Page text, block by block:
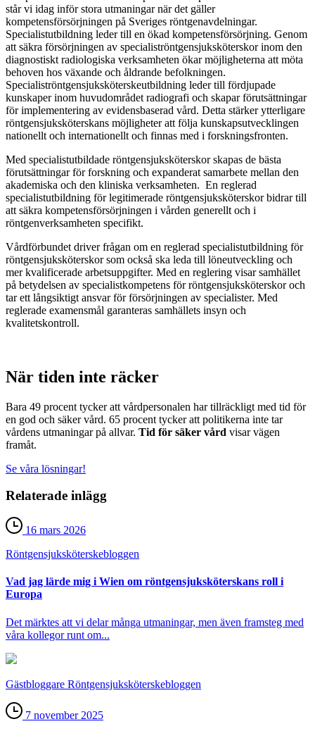
står vi idag inför stora utmaningar när det gäller
kompetensförsörjningen på Sveriges röntgenavdelningar.
Specialistutbildning leder till en ökad kompetensförsörjning. Genom
att säkra försörjningen av specialiströntgensjuksköterskor inom den
diagnostiskt radiologiska verksamheten ökar möjligheterna att möta
behoven hos växande och åldrande befolkningen.
Specialiströntgensjuksköterskeutbildning leder till fördjupade
kunskaper inom huvudområdet radiografi och skapar förutsättningar
för implementering av evidensbaserad vård. Detta stärker ytterligare
röntgensjuksköterskans möjligheter att följa kunskapsutvecklingen
nationellt och internationellt och finnas med i forskningsfronten.
Med specialistutbildade röntgensjuksköterskor skapas de bästa
förutsättningar för forskning och expanderat samarbete mellan den
akademiska och den kliniska verksamheten. En reglerad
specialistutbildning för legitimerade röntgensjuksköterskor bidrar till
att säkra kompetensförsörjningen i vården generellt och i
röntgenverksamheten specifikt.
Vårdförbundet driver frågan om en reglerad specialistutbildning för
röntgensjuksköterskor som också ska leda till löneutveckling och
mer kvalificerade arbetsuppgifter. Med en reglering visar samhället
på betydelsen av specialistkompetens för röntgensjuksköterskor och
tar ett långsiktigt ansvar för försörjningen av specialister. Med
reglerade examensmål garanteras samhällets insyn och
kvalitetskontroll.
När tiden inte räcker
Bara 49 procent tycker att vårdpersonalen har tillräckligt med tid för
en god och säker vård. 65 procent tycker att politikerna inte tar
vårdens utmaningar på allvar. Tid för säker vård visar vägen
framåt.
Se våra lösningar!
Relaterade inlägg
16 mars 2026
Röntgensjuksköterske­bloggen
Vad jag lärde mig i Wien om röntgensjuksköterskans roll i
Europa
Det märktes att vi delar många utmaningar, men även framsteg med
våra kollegor runt om...
Gästbloggare Röntgensjuksköterskebloggen
7 november 2025